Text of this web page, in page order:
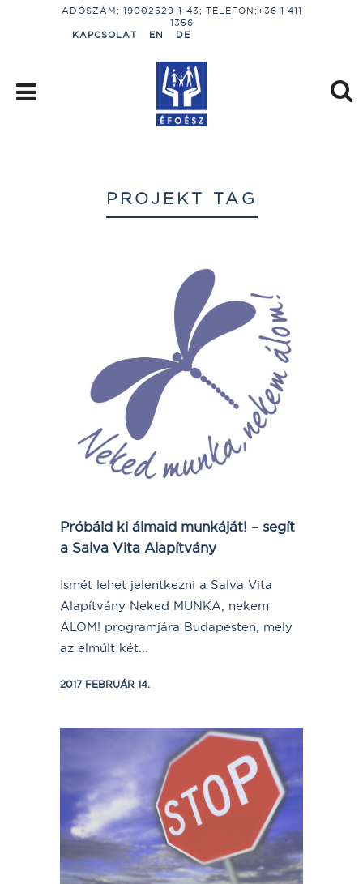
ADÓSZÁM: 19002529-1-43; TELEFON:+36 1 411
1356
KAPCSOLAT
EN DE
PROJEKT TAG
Próbáld ki álmaid munkáját! – segít
a Salva Vita Alapítvány
Ismét lehet jelentkezni a Salva Vita
Alapítvány Neked MUNKA, nekem
ÁLOM! programjára Budapesten, mely
az elmúlt két...
2017 FEBRUÁR 14.